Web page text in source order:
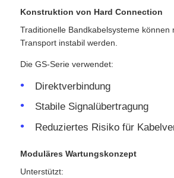
Konstruktion von Hard Connection
Traditionelle Bandkabelsysteme können
Transport instabil werden.
Die GS-Serie verwendet:
Direktverbindung
Stabile Signalübertragung
Reduziertes Risiko für
Moduläres Wartungskonzept
Unterstützt: